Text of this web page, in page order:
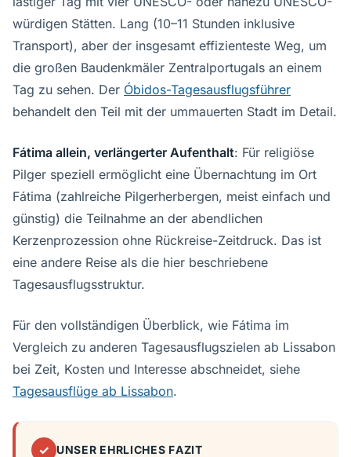
würdigen Stätten. Lang (10–11 Stunden inklusive
Transport), aber der insgesamt effizienteste Weg, um
die großen Baudenkmäler Zentralportugals an einem
Tag zu sehen. Der Óbidos-Tagesausflugsführer
behandelt den Teil mit der ummauerten Stadt im Detail.
Fátima allein, verlängerter Aufenthalt: Für religiöse
Pilger speziell ermöglicht eine Übernachtung im Ort
Fátima (zahlreiche Pilgerherbergen, meist einfach und
günstig) die Teilnahme an der abendlichen
Kerzenprozession ohne Rückreise-Zeitdruck. Das ist
eine andere Reise als die hier beschriebene
Tagesausflugsstruktur.
Für den vollständigen Überblick, wie Fátima im
Vergleich zu anderen Tagesausflugszielen ab Lissabon
bei Zeit, Kosten und Interesse abschneidet, siehe
Tagesausflüge ab Lissabon.
✓ UNSER EHRLICHES FAZIT